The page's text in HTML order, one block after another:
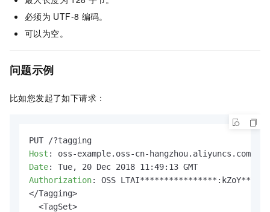
必须为 UTF-8 编码。
可以为空。
问题示例
比如您发起了如下请求：
Host :
Date:
Authorization: OSS
</Tagging>
  <TagSet>